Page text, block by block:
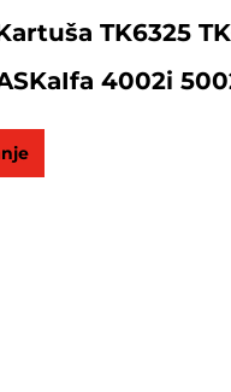
TK6325
4002i